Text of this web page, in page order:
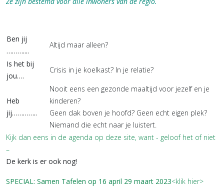
Ben jij
………....
Altijd maar alleen?
Is het bij
jou….
Crisis in je koelkast? In je relatie?
Heb
jij…………..
Nooit eens een gezonde maaltijd voor jezelf en je
kinderen?
Geen dak boven je hoofd? Geen echt eigen plek?
Niemand die echt naar je luistert.
Kijk dan eens in de agenda op deze site, want - geloof het of niet
–
De kerk is er ook nog!
SPECIAL: Samen Tafelen op 16 april 29 maart 2023<klik hier>